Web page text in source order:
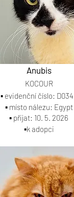
Anubis
▪️ evidenční číslo: D034
▪️ místo nálezu: Egypt
▪️ přijat: 10. 5. 2026
▪️k adopci
KOCOUR